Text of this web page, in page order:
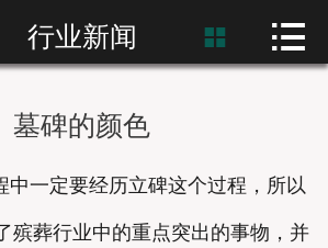
首页
行业新闻  
墓碑的颜色
一定要经历立碑这个过程，所以
殡葬行业中的重点突出的事物，并